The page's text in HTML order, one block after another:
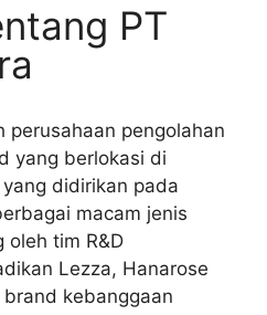
PT
perusahaan pengolahan
yang berlokasi di
didirikan pada
macam jenis
oleh tim R&D
Lezza, Hanarose
kebanggaan